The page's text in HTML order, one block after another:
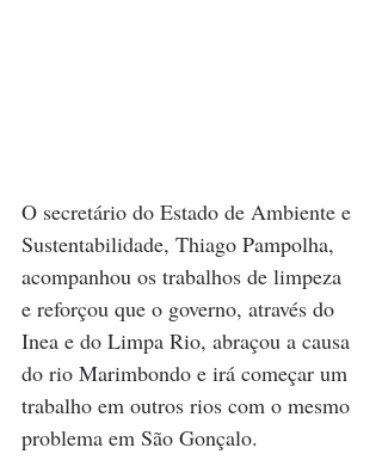
O secretário do Estado de Ambiente e
Sustentabilidade, Thiago Pampolha,
acompanhou os trabalhos de limpeza
e reforçou que o governo, através do
Inea e do Limpa Rio, abraçou a causa
do rio Marimbondo e irá começar um
trabalho em outros rios com o mesmo
problema em São Gonçalo.